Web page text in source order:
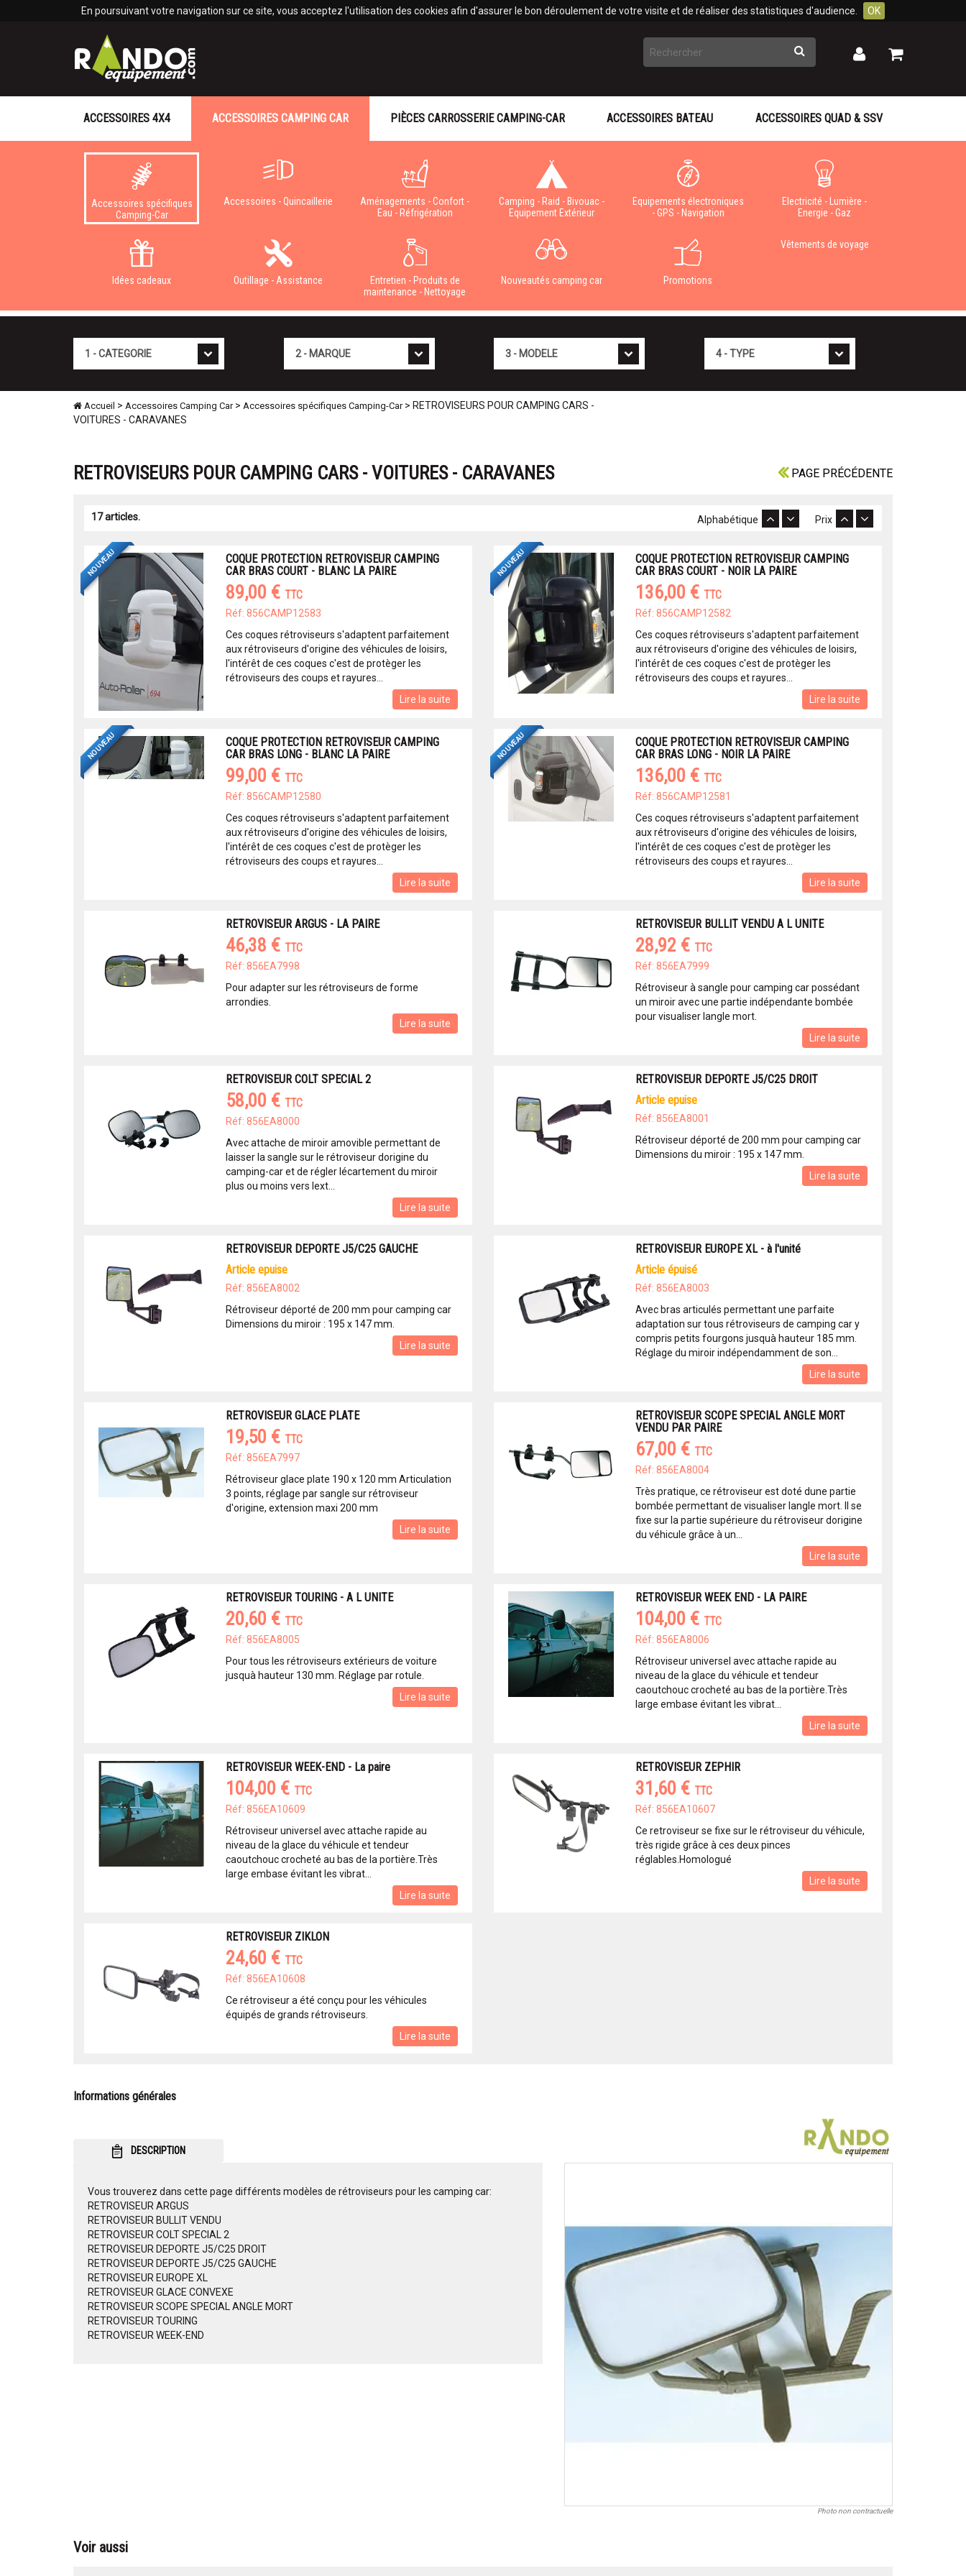
En poursuivant votre navigation sur ce site, vous acceptez l'utilisation des cookies afin d'assurer le bon déroulement de votre visite et de réaliser des statistiques d'audience. OK
Rechercher Mon
Mon
ACCESSOIRES 4X4 ACCESSOIRES CAMPING CAR
Accessoires spécifiques
Camping-Car
Accessoires - Quincaillerie
Aménagements - Confort -
Eau - Réfrigération
Camping - Raid - Bivouac -
Equipement Extérieur
Equipements électroniques
- GPS - Navigation
Electricité - Lumière -
Energie - Gaz
Idées cadeaux Outillage - Assistance
Entretien - Produits de
maintenance - Nettoyage
Nouveautés camping car Promotions
Vêtements de voyage
PIÈCES CARROSSERIE CAMPING-CAR ACCESSOIRES BATEAU ACCESSOIRES QUAD & SSV
Accueil > Accessoires Camping Car> Accessoires spécifiques Camping-Car > RETROVISEURS POUR CAMPING CARS -
VOITURES - CARAVANES
PAGE PRÉCÉDENTE
RETROVISEURS POUR CAMPING CARS - VOITURES - CARAVANES
17 articles. Prix
Alphabétique
NOUVEAU
COQUE PROTECTION RETROVISEUR CAMPING
CAR BRAS COURT - BLANC LA PAIRE
89,00 € TTC
Réf: 856CAMP12583
Ces coques rétroviseurs s'adaptent parfaitement
aux rétroviseurs d'origine des véhicules de loisirs,
l'intérêt de ces coques c'est de protèger les
rétroviseurs des coups et rayures...
Lire la suite
NOUVEAU
COQUE PROTECTION RETROVISEUR CAMPING
CAR BRAS COURT - NOIR LA PAIRE
136,00 € TTC
Réf: 856CAMP12582
Ces coques rétroviseurs s'adaptent parfaitement
aux rétroviseurs d'origine des véhicules de loisirs,
l'intérêt de ces coques c'est de protèger les
rétroviseurs des coups et rayures...
Lire la suite
NOUVEAU
COQUE PROTECTION RETROVISEUR CAMPING
CAR BRAS LONG - BLANC LA PAIRE
99,00 € TTC
Réf: 856CAMP12580
Ces coques rétroviseurs s'adaptent parfaitement
aux rétroviseurs d'origine des véhicules de loisirs,
l'intérêt de ces coques c'est de protèger les
rétroviseurs des coups et rayures...
Lire la suite
NOUVEAU
COQUE PROTECTION RETROVISEUR CAMPING
CAR BRAS LONG - NOIR LA PAIRE
136,00 € TTC
Réf: 856CAMP12581
Ces coques rétroviseurs s'adaptent parfaitement
aux rétroviseurs d'origine des véhicules de loisirs,
l'intérêt de ces coques c'est de protèger les
rétroviseurs des coups et rayures...
Lire la suite
RETROVISEUR ARGUS - LA PAIRE
46,38 € TTC
Réf: 856EA7998
Pour adapter sur les rétroviseurs de forme
arrondies.
Lire la suite
RETROVISEUR BULLIT VENDU A L UNITE
28,92 € TTC
Réf: 856EA7999
Rétroviseur à sangle pour camping car possédant
un miroir avec une partie indépendante bombée
pour visualiser langle mort.
Lire la suite
RETROVISEUR COLT SPECIAL 2
58,00 € TTC
Réf: 856EA8000
Avec attache de miroir amovible permettant de
laisser la sangle sur le rétroviseur dorigine du
camping-car et de régler lécartement du miroir
plus ou moins vers lext...
Lire la suite
RETROVISEUR DEPORTE J5/C25 DROIT
article epuise
Réf: 856EA8001
Rétroviseur déporté de 200 mm pour camping car
Dimensions du miroir : 195 x 147 mm.
Lire la suite
RETROVISEUR DEPORTE J5/C25 GAUCHE
article epuise
Réf: 856EA8002
Rétroviseur déporté de 200 mm pour camping car
Dimensions du miroir : 195 x 147 mm.
Lire la suite
RETROVISEUR EUROPE XL - à l'unité
article épuisé
Réf: 856EA8003
Avec bras articulés permettant une parfaite
adaptation sur tous rétroviseurs de camping car y
compris petits fourgons jusquà hauteur 185 mm.
Réglage du miroir indépendamment de son...
Lire la suite
RETROVISEUR GLACE PLATE
19,50 € TTC
Réf: 856EA7997
Rétroviseur glace plate 190 x 120 mm Articulation
3 points, réglage par sangle sur rétroviseur
d'origine, extension maxi 200 mm
Lire la suite
RETROVISEUR SCOPE SPECIAL ANGLE MORT
VENDU PAR PAIRE
67,00 € TTC
Réf: 856EA8004
Très pratique, ce rétroviseur est doté dune partie
bombée permettant de visualiser langle mort. Il se
fixe sur la partie supérieure du rétroviseur dorigine
du véhicule grâce à un...
Lire la suite
RETROVISEUR TOURING - A L UNITE
20,60 € TTC
Réf: 856EA8005
Pour tous les rétroviseurs extérieurs de voiture
jusquà hauteur 130 mm. Réglage par rotule.
Lire la suite
RETROVISEUR WEEK END - LA PAIRE
104,00 € TTC
Réf: 856EA8006
Rétroviseur universel avec attache rapide au
niveau de la glace du véhicule et tendeur
caoutchouc crocheté au bas de la portière.Très
large embase évitant les vibrat...
Lire la suite
RETROVISEUR WEEK-END - La paire
104,00 € TTC
Réf: 856EA10609
Rétroviseur universel avec attache rapide au
niveau de la glace du véhicule et tendeur
caoutchouc crocheté au bas de la portière.Très
large embase évitant les vibrat...
Lire la suite
RETROVISEUR ZEPHIR
31,60 € TTC
Réf: 856EA10607
Ce retroviseur se fixe sur le rétroviseur du véhicule,
très rigide grâce à ces deux pinces
réglables.Homologué
Lire la suite
RETROVISEUR ZIKLON
24,60 € TTC
Réf: 856EA10608
Ce rétroviseur a été conçu pour les véhicules
équipés de grands rétroviseurs.
Lire la suite
Informations générales
DESCRIPTION
Vous trouverez dans cette page différents modèles de rétroviseurs pour les camping car:
RETROVISEUR ARGUS
RETROVISEUR BULLIT VENDU
RETROVISEUR COLT SPECIAL 2
RETROVISEUR DEPORTE J5/C25 DROIT
RETROVISEUR DEPORTE J5/C25 GAUCHE
RETROVISEUR EUROPE XL
RETROVISEUR GLACE CONVEXE
RETROVISEUR SCOPE SPECIAL ANGLE MORT
RETROVISEUR TOURING
RETROVISEUR WEEK-END
Photo non contractuelle
Voir aussi
Panneau de gestion des cookies